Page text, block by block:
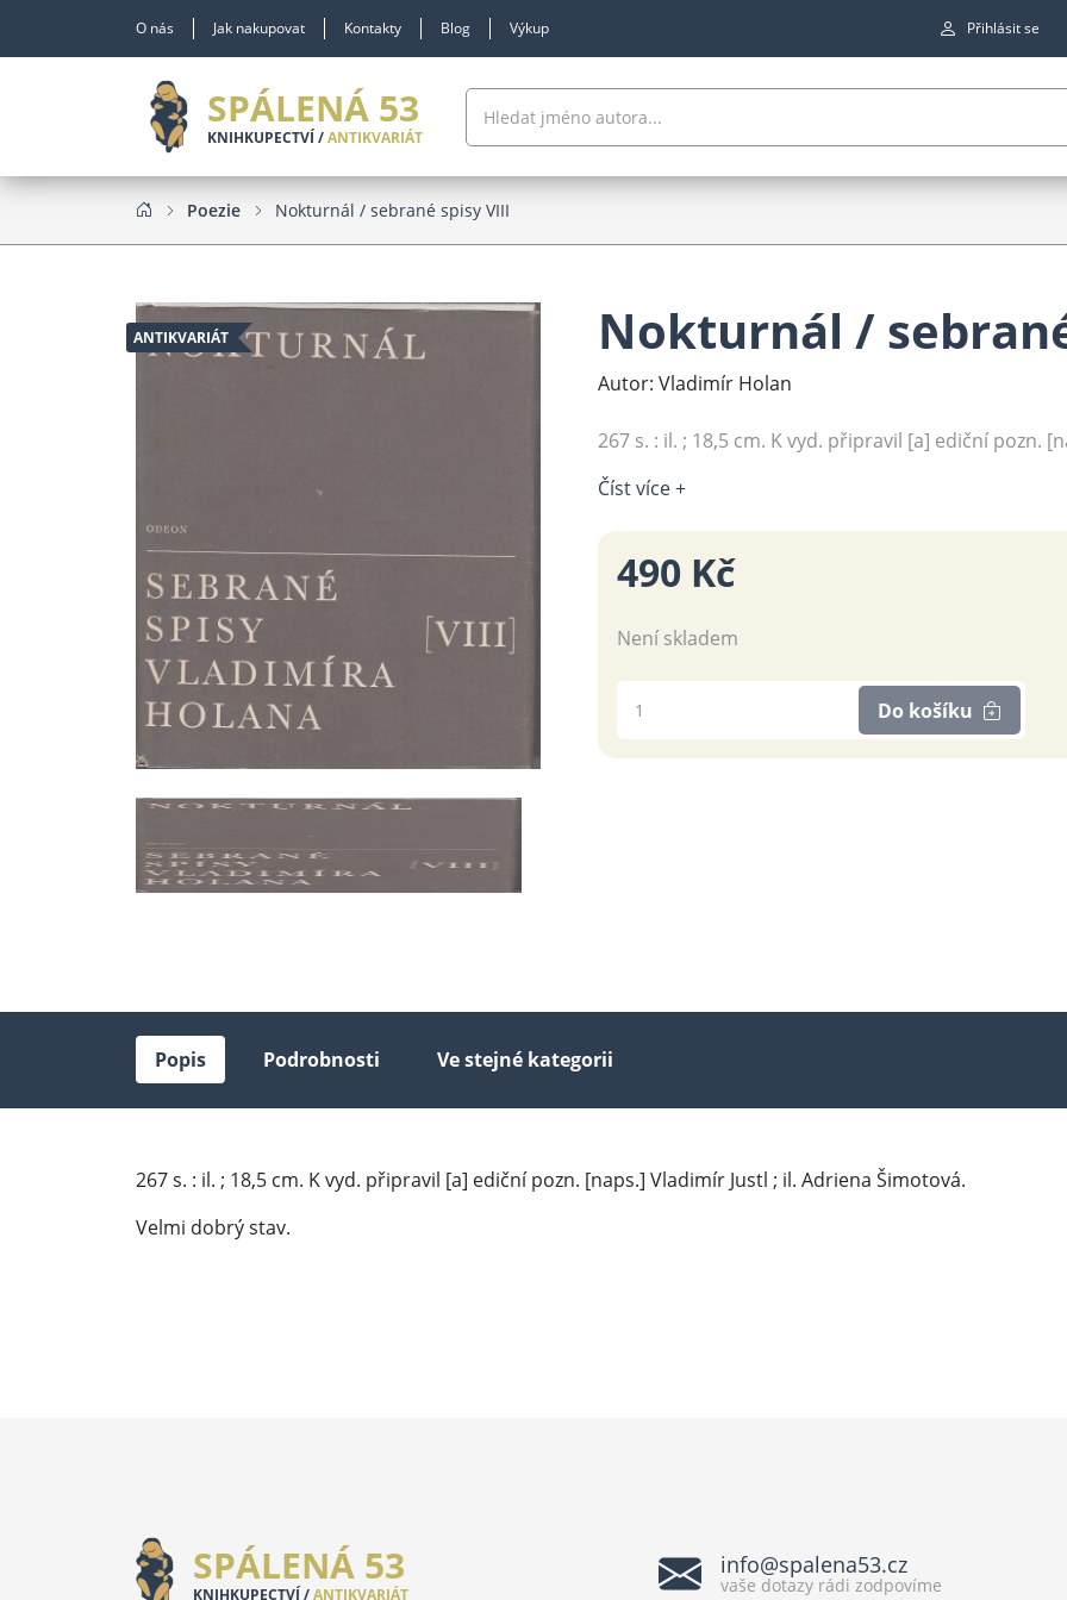
O nás Jak nakupovat Kontakty Blog Výkup Přihlásit se
SPÁLENÁ 53
KNIHKUPECTVÍ /ANTIKVARIÁT
Poezie Nokturnál / sebrané spisy VIII
ANTIKVARIÁT Nokturnál /
Autor: Vladimír Holan
267 s. : il. ; 18,5 cm. K vyd. připravil [a] ediční pozn.
Číst více +
490 Kč
Není skladem
Do košíku
Popis Podrobnosti Ve stejné kategorii
267 s. : il. ; 18,5 cm. K vyd. připravil [a] ediční pozn. [naps.] Vladimír Justl ; il. Adriena Šimotová.
Velmi dobrý stav.
SPÁLENÁ 53
KNIHKUPECTVÍ /ANTIKVARIÁT
info@spalena53.cz
vaše dotazy rádi zodpovíme